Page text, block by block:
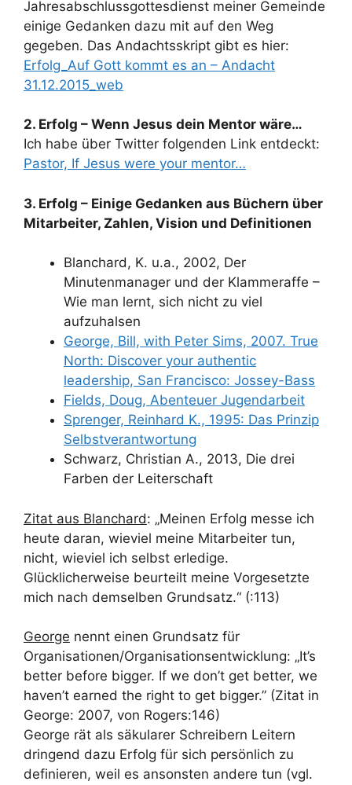
Jahresabschlussgottesdienst meiner Gemeinde
einige Gedanken dazu mit auf den Weg
gegeben. Das Andachtsskript gibt es hier:
Erfolg_Auf Gott kommt es an – Andacht
31.12.2015_web
2. Erfolg – Wenn Jesus dein Mentor wäre…
Ich habe über Twitter folgenden Link entdeckt:
Pastor, If Jesus were your mentor…
3. Erfolg – Einige Gedanken aus Büchern über
Mitarbeiter, Zahlen, Vision und Definitionen
Blanchard, K. u.a., 2002, Der
Minutenmanager und der Klammeraffe –
Wie man lernt, sich nicht zu viel
aufzuhalsen
George, Bill, with Peter Sims, 2007. True
North: Discover your authentic
leadership, San Francisco: Jossey-Bass
Fields, Doug, Abenteuer Jugendarbeit
Sprenger, Reinhard K., 1995: Das Prinzip
Selbstverantwortung
Schwarz, Christian A., 2013, Die drei
Farben der Leiterschaft
Zitat aus Blanchard: „Meinen Erfolg messe ich
heute daran, wieviel meine Mitarbeiter tun,
nicht, wieviel ich selbst erledige.
Glücklicherweise beurteilt meine Vorgesetzte
mich nach demselben Grundsatz.“ (:113)
George nennt einen Grundsatz für
Organisationen/Organisationsentwicklung: „It’s
better before bigger. If we don’t get better, we
haven’t earned the right to get bigger.” (Zitat in
George: 2007, von Rogers:146)
George rät als säkularer Schreibern Leitern
dringend dazu Erfolg für sich persönlich zu
definieren, weil es ansonsten andere tun (vgl.